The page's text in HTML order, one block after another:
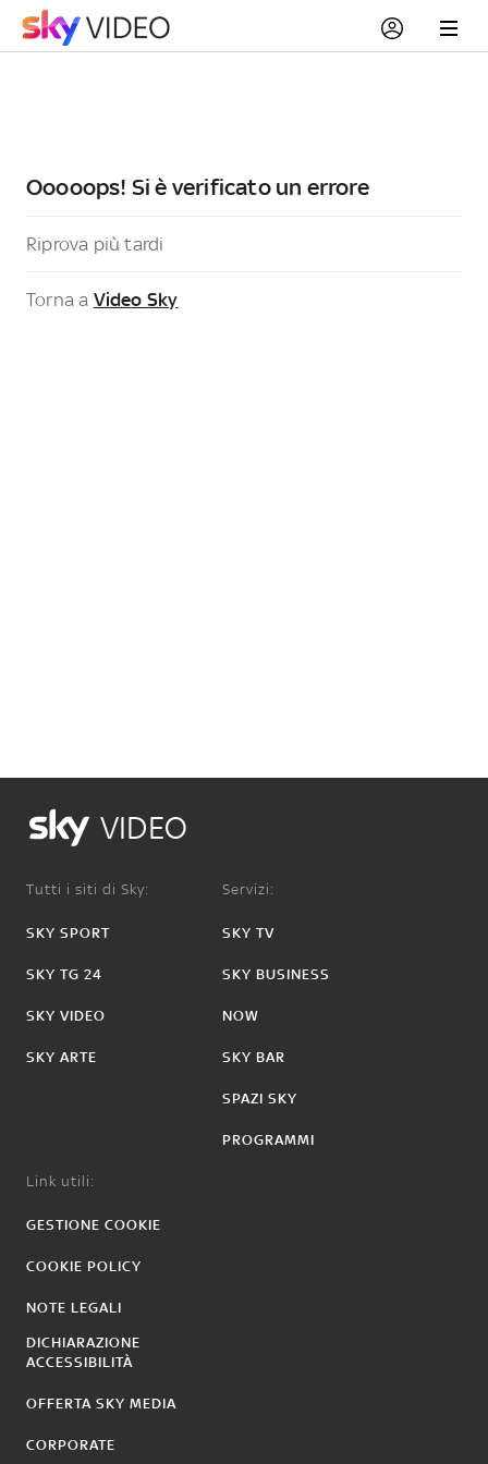
Ooooops! Si è verificato un errore
Riprova più tardi
Torna a Video Sky
VIDEO
Tutti i siti di Sky:
SKY SPORT
SKY TG 24
SKY VIDEO
SKY ARTE
Servizi:
SKY TV
SKY BUSINESS
NOW
SKY BAR
SPAZI SKY
PROGRAMMI
Link utili:
GESTIONE COOKIE
COOKIE POLICY
NOTE LEGALI
DICHIARAZIONE
ACCESSIBILITÀ
OFFERTA SKY MEDIA
CORPORATE